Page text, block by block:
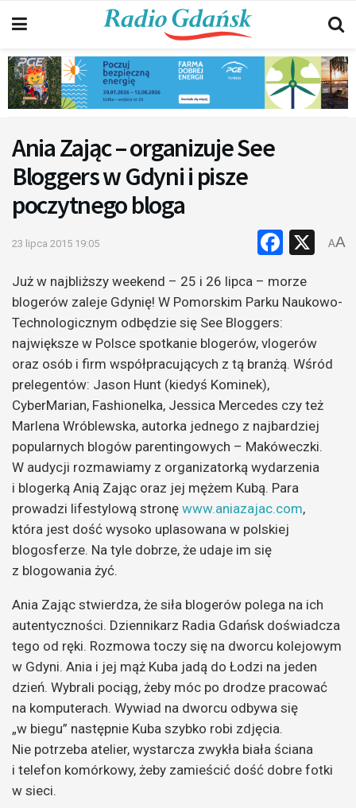
Ania Zając – organizuje See
Bloggers w Gdyni i pisze
poczytnego bloga
23 lipca 2015 19:05 X
AA
Już w najbliższy weekend – 25 i 26 lipca – morze
blogerów zaleje Gdynię! W Pomorskim Parku Naukowo-
Technologicznym odbędzie się See Bloggers:
największe w Polsce spotkanie blogerów, vlogerów
oraz osób i firm współpracujących z tą branżą. Wśród
prelegentów: Jason Hunt (kiedyś Kominek),
CyberMarian, Fashionelka, Jessica Mercedes czy też
Marlena Wróblewska, autorka jednego z najbardziej
popularnych blogów parentingowych – Makóweczki.
W audycji rozmawiamy z organizatorką wydarzenia
i blogerką Anią Zając oraz jej mężem Kubą. Para
prowadzi lifestylową stronę www.aniazajac.com,
która jest dość wysoko uplasowana w polskiej
blogosferze. Na tyle dobrze, że udaje im się
z blogowania żyć.
Ania Zając stwierdza, że siła blogerów polega na ich
autentyczności. Dziennikarz Radia Gdańsk doświadcza
tego od ręki. Rozmowa toczy się na dworcu kolejowym
w Gdyni. Ania i jej mąż Kuba jadą do Łodzi na jeden
dzień. Wybrali pociąg, żeby móc po drodze pracować
na komputerach. Wywiad na dworcu odbywa się
„w biegu” następnie Kuba szybko robi zdjęcia.
Nie potrzeba atelier, wystarcza zwykła biała ściana
i telefon komórkowy, żeby zamieścić dość dobre fotki
w sieci.